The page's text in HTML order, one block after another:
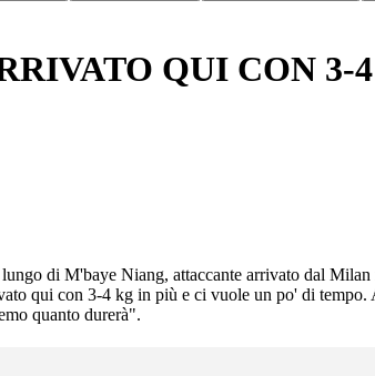
QUI CON 3-
di M'baye Niang, attaccante arrivato dal
qui con 3-4 kg in più e ci vuole un po' di
quanto durerà".